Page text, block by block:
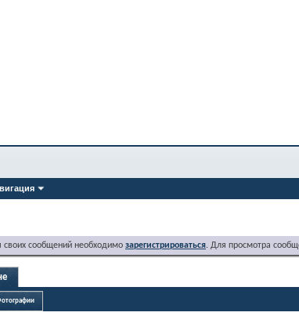
сообщений необходимо зарегистрироваться. Для просмотра